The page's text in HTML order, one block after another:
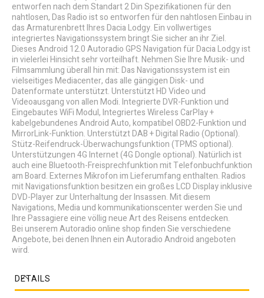
entworfen nach dem Standart 2 Din Spezifikationen für den
nahtlosen, Das Radio ist so entworfen für den nahtlosen Einbau in
das Armaturenbrett Ihres Dacia Lodgy. Ein vollwertiges
integriertes Navigationssystem bringt Sie sicher an ihr Ziel.
Dieses Android 12.0 Autoradio GPS Navigation für Dacia Lodgy ist
in vielerlei Hinsicht sehr vorteilhaft. Nehmen Sie Ihre Musik- und
Filmsammlung überall hin mit: Das Navigationssystem ist ein
vielseitiges Mediacenter, das alle gängigen Disk- und
Datenformate unterstützt. Unterstützt HD Video und
Videoausgang von allen Modi. Integrierte DVR-Funktion und
Eingebautes WiFi Modul, Integriertes Wireless CarPlay +
kabelgebundenes Android Auto, kompatibel OBD2-Funktion und
MirrorLink-Funktion. Unterstützt DAB + Digital Radio (Optional).
Stütz-Reifendruck-Überwachungsfunktion (TPMS optional).
Unterstützungen 4G Internet (4G Dongle optional). Natürlich ist
auch eine Bluetooth-Freisprechfunktion mit Telefonbuchfunktion
am Board. Externes Mikrofon im Lieferumfang enthalten. Radios
mit Navigationsfunktion besitzen ein großes LCD Display inklusive
DVD-Player zur Unterhaltung der Insassen. Mit diesem
Navigations, Media und kommunikationscenter werden Sie und
Ihre Passagiere eine völlig neue Art des Reisens entdecken.
Bei unserem Autoradio online shop finden Sie verschiedene
Angebote, bei denen Ihnen ein Autoradio Android angeboten
wird.
DETAILS